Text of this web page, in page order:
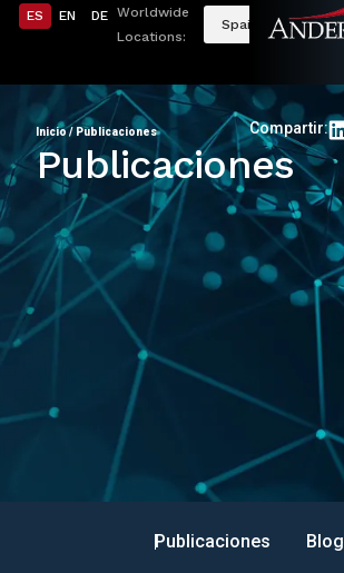
ES EN DE Worldwide
Locations:
Spain
Inicio/ Publicaciones Compartir:
Publicaciones
Publicaciones Blog